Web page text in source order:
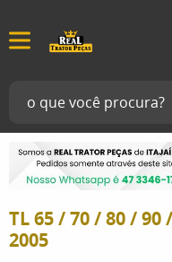
TL 65 / 70 / 80 / 90
2005